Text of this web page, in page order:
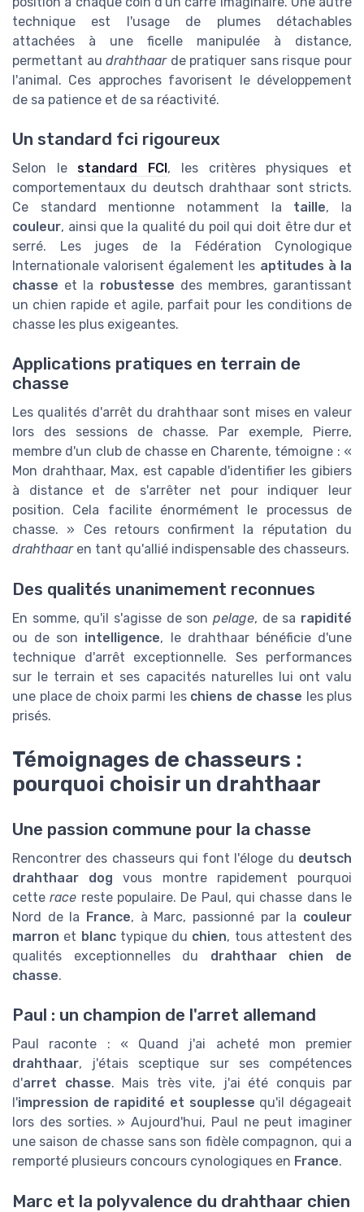
technique est l'usage de plumes détachables
attachées à une ficelle manipulée à distance,
permettant audrahthaarde pratiquer sans risque pour
l'animal. Ces approches favorisent le développement
de sa patience et de sa réactivité.
Un standard fci rigoureux
Selon le standard FCI, les critères physiques et
comportementaux du deutsch drahthaar sont stricts.
Ce standard mentionne notamment la taille, la
couleur, ainsi que la qualité du poil qui doit être dur et
serré. Les juges de la Fédération Cynologique
Internationale valorisent également les aptitudes à la
chasse et la robustesse des membres, garantissant
un chien rapide et agile, parfait pour les conditions de
chasse les plus exigeantes.
Applications pratiques en terrain de
chasse
Les qualités d'arrêt du drahthaar sont mises en valeur
lors des sessions de chasse. Par exemple, Pierre,
membre d'un club de chasse en Charente, témoigne : «
Mon drahthaar, Max, est capable d'identifier les gibiers
à distance et de s'arrêter net pour indiquer leur
position. Cela facilite énormément le processus de
chasse. » Ces retours confirment la réputation du
drahthaaren tant qu'allié indispensable des chasseurs.
Des qualités unanimement reconnues
En somme, qu'il s'agisse de son pelage, de sa rapidité
ou de son intelligence, le drahthaar bénéficie d'une
technique d'arrêt exceptionnelle. Ses performances
sur le terrain et ses capacités naturelles lui ont valu
une place de choix parmi les chiens de chasse les plus
prisés.
Témoignages de chasseurs :
pourquoi choisir un drahthaar
Une passion commune pour la chasse
Rencontrer des chasseurs qui font l'éloge du deutsch
drahthaar dog vous montre rapidement pourquoi
cetterace reste populaire. De Paul, qui chasse dans le
Nord de la France, à Marc, passionné par la couleur
marron et blanctypique du chien, tous attestent des
qualités exceptionnelles du drahthaar chien de
chasse.
Paul : un champion de l'arret allemand
Paul raconte : « Quand j'ai acheté mon premier
drahthaar, j'étais sceptique sur ses compétences
d'arret chasse. Mais très vite, j'ai été conquis par
l'impression de rapidité et souplesse qu'il dégageait
lors des sorties. » Aujourd'hui, Paul ne peut imaginer
une saison de chasse sans son fidèle compagnon, qui a
remporté plusieurs concours cynologiques en France.
Marc et la polyvalence du drahthaar chien